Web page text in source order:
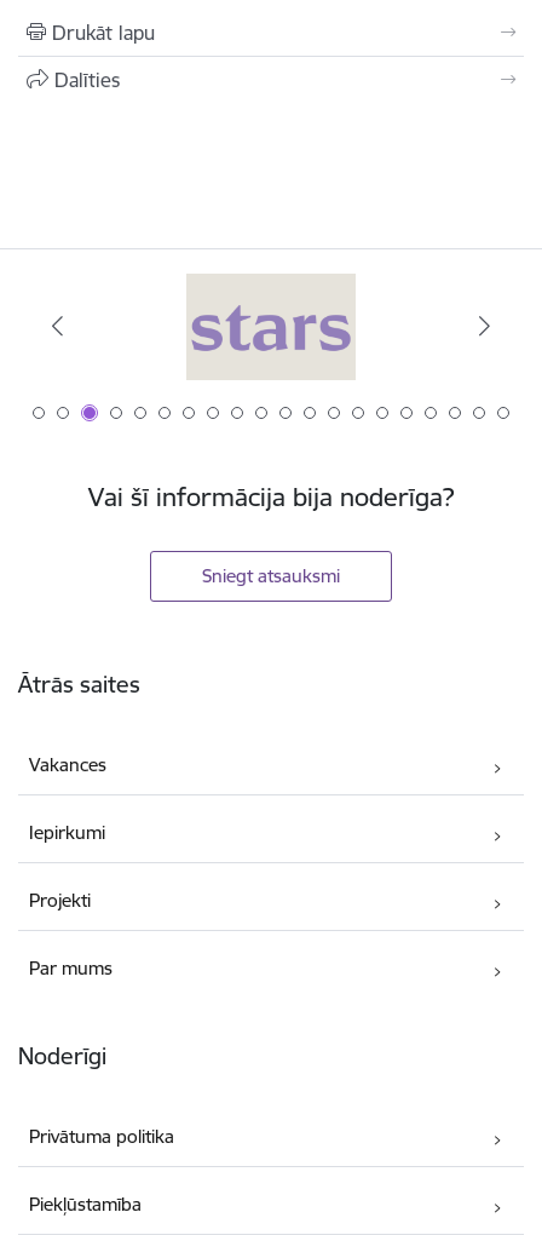
Drukāt lapu
Dalīties
Vai šī informācija bija noderīga?
Sniegt atsauksmi
Ātrās saites
Vakances
Iepirkumi
Projekti
Par mums
Noderīgi
Privātuma politika
Piekļūstamība